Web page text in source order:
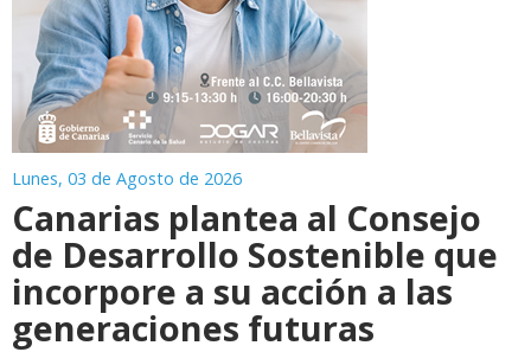
Lunes, 03 de Agosto de 2026
Canarias plantea al Consejo
de Desarrollo Sostenible que
incorpore a su acción a las
generaciones futuras